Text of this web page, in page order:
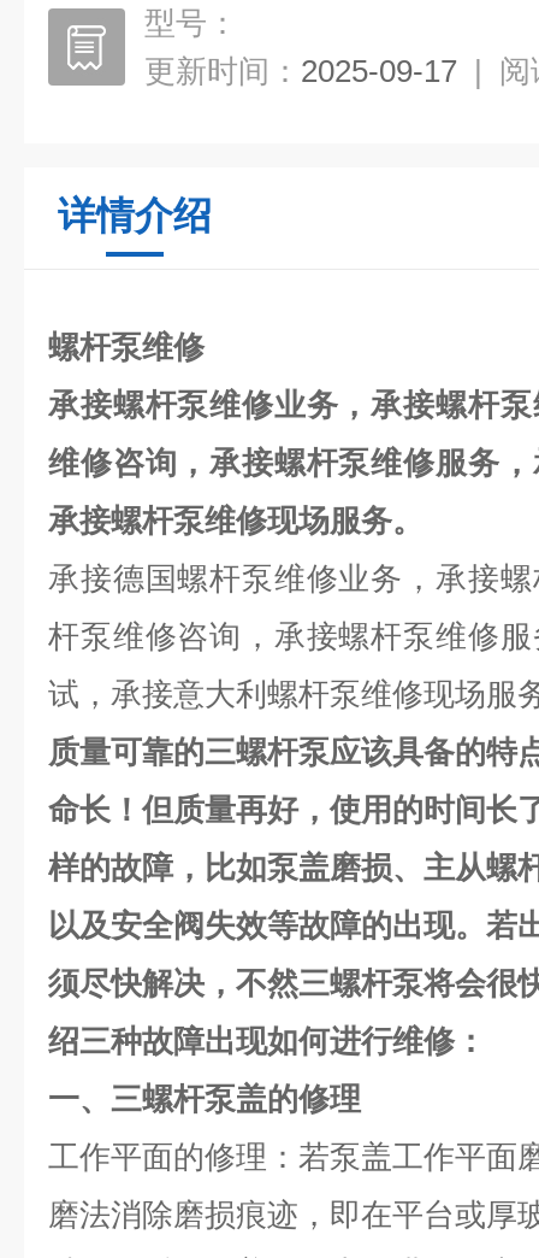
型号：
更新时间： 2025-09-17 | 阅
详情介绍
螺杆泵维修
承接螺杆泵维修业务，承接螺杆
维修咨询，承接螺杆泵维修服务
承接螺杆泵维修现场服务。
承接德国螺杆泵维修业务，承接
杆泵维修咨询，承接螺杆泵维修
试，承接意大利螺杆泵维修现场服
质量可靠的三螺杆泵应该具备的特
命长！但质量再好，使用的时间长
样的故障，比如泵盖磨损、主从螺
以及安全阀失效等故障的出现。若
须尽快解决，不然三螺杆泵将会很
绍三种故障出现如何进行维修：
一、 三螺杆泵盖的修理
工作平面的修理：若泵盖工作平面
磨法消除磨损痕迹，即在平台或厚